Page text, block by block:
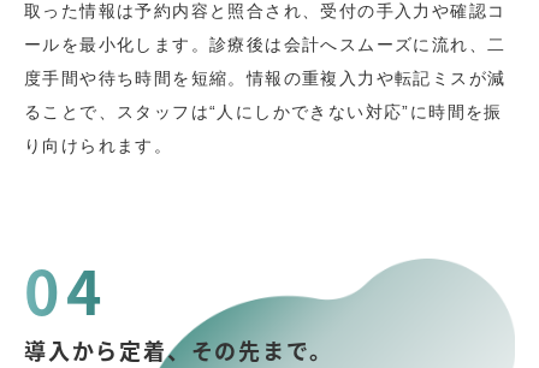
取った情報は予約内容と照合され、受付の手入力や確認コ
ールを最小化します。診療後は会計へスムーズに流れ、二
度手間や待ち時間を短縮。情報の重複入力や転記ミスが減
ることで、スタッフは“人にしかできない対応”に時間を振
り向けられます。
04
導入から定着、その先まで。